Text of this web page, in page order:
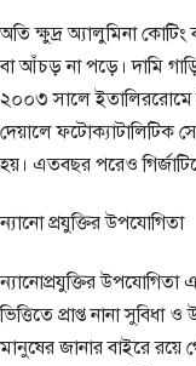
অতি ক্ষুদ্র অ্যালুমিনা
বা আঁচড় না পড়ে। দামি
২০০৩ সালে ইতালিররোমে
দেয়ালে ফটোক্যাটালিটিক
হয়। এতবছর পরেও
ন্যানো প্রযুক্তির উপযোগিতা
ন্যানোপ্রযুক্তির উপযোগিতা
ভিত্তিতে প্রাপ্ত নানা
মানুষের জানার বাইরে রয়ে